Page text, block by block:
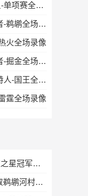
WNBA全明星单项赛投篮之星-单项赛全场录像
07月19日NBA夏季联赛步行者-鹈鹕全场录像
火全场录像
07月17日NBA夏季联赛开拓者-掘金全场录像
07月16日NBA夏季联赛凯尔特人-国王全场录像
霆全场录像
全明星：华盛顿神秘人夺投篮之星冠军！福德夺得三分大赛冠军！
🏀夏联-步行者第三节爆发轻取鹈鹕河村勇辉5+5+12斯劳森22分